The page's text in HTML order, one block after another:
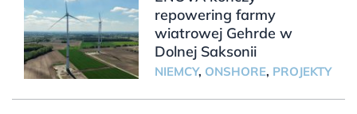
repowering farmy
wiatrowej Gehrde w
Dolnej Saksonii
NIEMCY, ONSHORE, PROJEKTY